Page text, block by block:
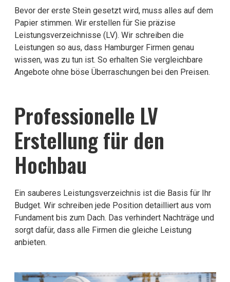
Bevor der erste Stein gesetzt wird, muss alles auf dem
Papier stimmen. Wir erstellen für Sie präzise
Leistungsverzeichnisse (LV). Wir schreiben die
Leistungen so aus, dass Hamburger Firmen genau
wissen, was zu tun ist. So erhalten Sie vergleichbare
Angebote ohne böse Überraschungen bei den Preisen.
Professionelle LV
Erstellung für den
Hochbau
Ein sauberes Leistungsverzeichnis ist die Basis für Ihr
Budget. Wir schreiben jede Position detailliert aus vom
Fundament bis zum Dach. Das verhindert Nachträge und
sorgt dafür, dass alle Firmen die gleiche Leistung
anbieten.